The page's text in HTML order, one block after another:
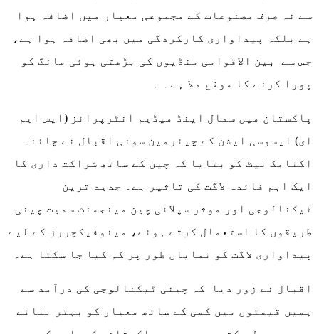
سے نہ صرف مصنوعات کے مجموعی معیار میں اضافہ ہوا
ہے بلکہ پیداواری کارکردگی میں بھی اضافہ ہوا ہے،
جس سے بین الاقوامی منڈیوں کی بڑھتی ہوئی مانگ کو
پورا کرنے کا موقع ملا ہے۔ ۔
پاکستان میں سمال اینڈ میڈیم انٹرپرائز (ایس ایم
ای) ایسوسی ایشن کے چیئرمین سونی اقبال نے چائنہ
اکنامک نیٹ کو بتایا کہ چین کے ساتھ شراکت داری کا
ایک اہم فائدہ لاگت کی تاثیر ہے۔ جدید ترین
ٹیکنالوجی اور موثر سپلائی چین مینجمنٹ سمیت چینی
طریقوں کا استعمال کرتے ہوئے، مینوفیکچررز کے لیے
پیداواری لاگت کو نمایاں طور پر کم کیا جا سکتا ہے۔
ہمیں قیمتوں میں کمی کے ساتھ معیار کو بہتر بنانے